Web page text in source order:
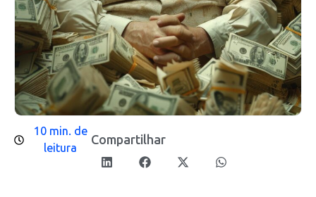
10 min. de
leitura
Compartilhar